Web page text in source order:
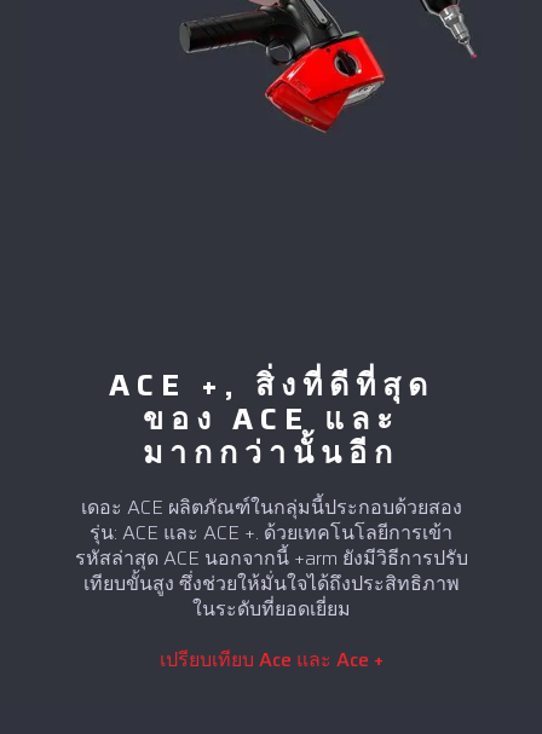
ACE +, สิ่งที่ดีที่สุด
ของ ACE และ
มากกว่านั้นอีก
เดอะ ACE ผลิตภัณฑ์ในกลุ่มนี้ประกอบด้วยสอง
รุ่น: ACE และ ACE +. ด้วยเทคโนโลยีการเข้า
รหัสล่าสุด ACE นอกจากนี้ +arm ยังมีวิธีการปรับ
เทียบขั้นสูง ซึ่งช่วยให้มั่นใจได้ถึงประสิทธิภาพ
ในระดับที่ยอดเยี่ยม
เปรียบเทียบ Ace และ Ace +